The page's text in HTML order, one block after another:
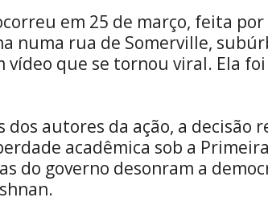
em 25 de março, feita
numa rua de Somerville,
vídeo que se tornou viral. Ela
dos autores da ação, a decisão
acadêmica sob a
do governo desonram a